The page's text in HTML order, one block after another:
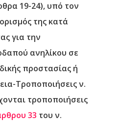
19-24), υπό τον
της κατά
για την
ανηλίκου σε
προστασίας ή
Τροποποιήσεις ν.
τροποποιήσεις
33 του ν.